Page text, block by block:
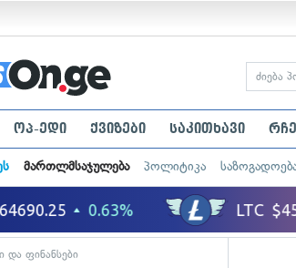
ოპ-ედი ქვიზები საკითხავი
მართლმსაჯულება პოლიტიკა
და ფინანსები